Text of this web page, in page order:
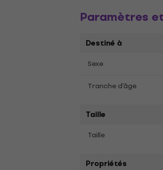
Paramètres
Destiné à
Sexe
Tranche d'âge
Taille
Taille
Propriétés